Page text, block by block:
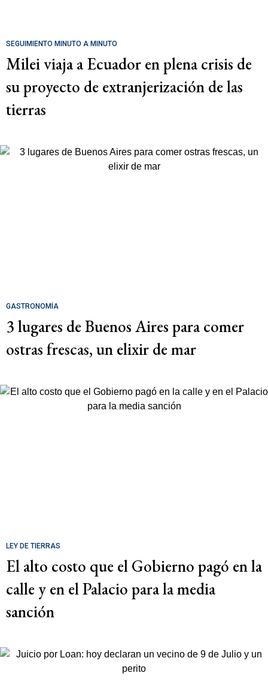
SEGUIMIENTO MINUTO A MINUTO
Milei viaja a Ecuador en plena crisis de
su proyecto de extranjerización de las
tierras
GASTRONOMÍA
3 lugares de Buenos Aires para comer
ostras frescas, un elixir de mar
LEY DE TIERRAS
El alto costo que el Gobierno pagó en la
calle y en el Palacio para la media
sanción